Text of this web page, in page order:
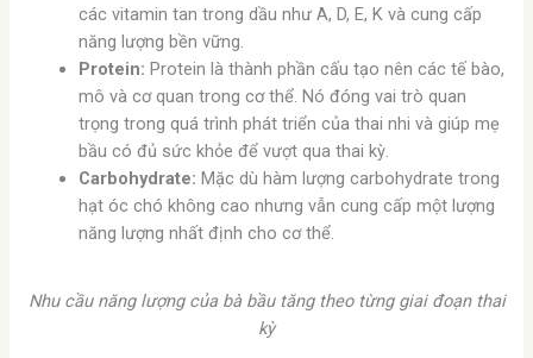
các vitamin tan trong dầu như A, D, E, K và cung cấp
năng lượng bền vững.
Protein: Protein là thành phần cấu tạo nên các tế bào,
mô và cơ quan trong cơ thể. Nó đóng vai trò quan
trọng trong quá trình phát triển của thai nhi và giúp mẹ
bầu có đủ sức khỏe để vượt qua thai kỳ.
Carbohydrate: Mặc dù hàm lượng carbohydrate trong
hạt óc chó không cao nhưng vẫn cung cấp một lượng
năng lượng nhất định cho cơ thể.
Nhu cầu năng lượng của bà bầu tăng theo từng giai đoạn thai
kỳ